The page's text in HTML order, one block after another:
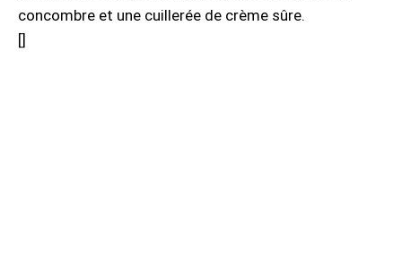
concombre et une cuillerée de crème sûre.
[]